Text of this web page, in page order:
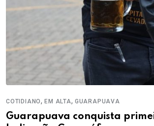
COTIDIANO,EM ALTA, GUARAPUAVA
Guarapuava conquista